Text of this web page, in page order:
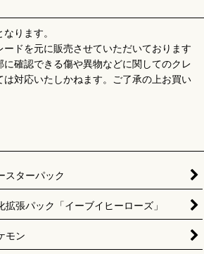
ります。
ドを元に販売させていただいております
確認できる傷や異物などに関してのクレ
は対応いたしかねます。ご了承の上お買い
スターパック
拡張パック「イーブイヒーローズ」
モン